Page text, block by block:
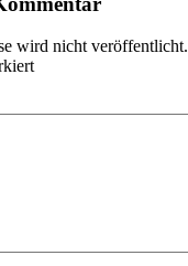
wird nicht veröffentlicht.